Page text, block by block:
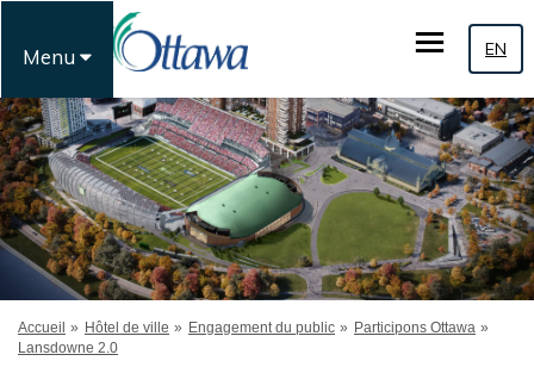
Menu EN
Vous êtes ici:
Accueil Hôtel de ville Engagement du public
Participons Ottawa
Lansdowne 2.0